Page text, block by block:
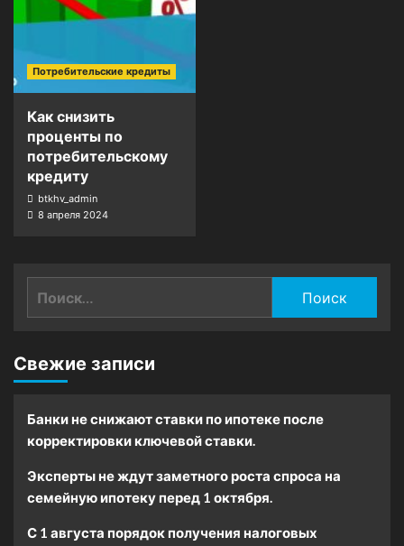
Потребительские кредиты
Как снизить
проценты по
потребительскому
кредиту
btkhv_admin
8 апреля 2024
Свежие записи
Банки не снижают ставки по ипотеке после
корректировки ключевой ставки.
Эксперты не ждут заметного роста спроса на
семейную ипотеку перед 1 октября.
С 1 августа порядок получения налоговых